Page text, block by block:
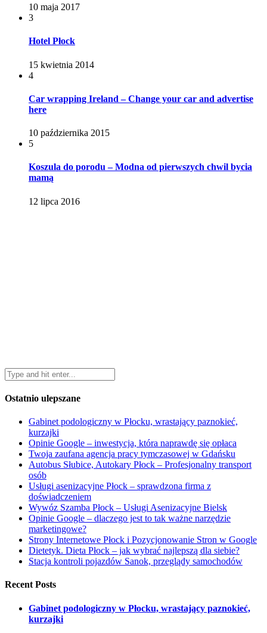
10 maja 2017
3
Hotel Płock
15 kwietnia 2014
4
Car wrapping Ireland – Change your car and advertise
here
10 października 2015
5
Koszula do porodu – Modna od pierwszych chwil bycia
mamą
12 lipca 2016
Ostatnio ulepszane
Gabinet podologiczny w Płocku, wrastający paznokieć,
kurzajki
Opinie Google – inwestycja, która naprawdę się opłaca
Twoja zaufana agencja pracy tymczasowej w Gdańsku
Autobus Słubice, Autokary Płock – Profesjonalny transport
osób
Usługi asenizacyjne Płock – sprawdzona firma z
doświadczeniem
Wywóz Szamba Płock – Usługi Asenizacyjne Bielsk
Opinie Google – dlaczego jest to tak ważne narzędzie
marketingowe?
Strony Internetowe Płock i Pozycjonowanie Stron w Google
Dietetyk. Dieta Płock – jak wybrać najlepszą dla siebie?
Stacja kontroli pojazdów Sanok, przeglądy samochodów
Recent Posts
Gabinet podologiczny w Płocku, wrastający paznokieć,
kurzajki